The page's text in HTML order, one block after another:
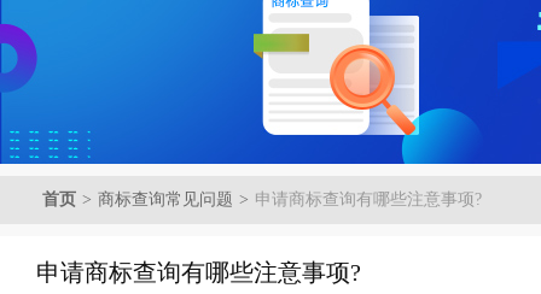
首页 > 商标查询常见问题 > 申请商标查询有哪些注意事项?
申请商标查询有哪些注意事项?